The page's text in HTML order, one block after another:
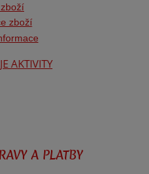
zboží
AKTIVITY
A PLATBY